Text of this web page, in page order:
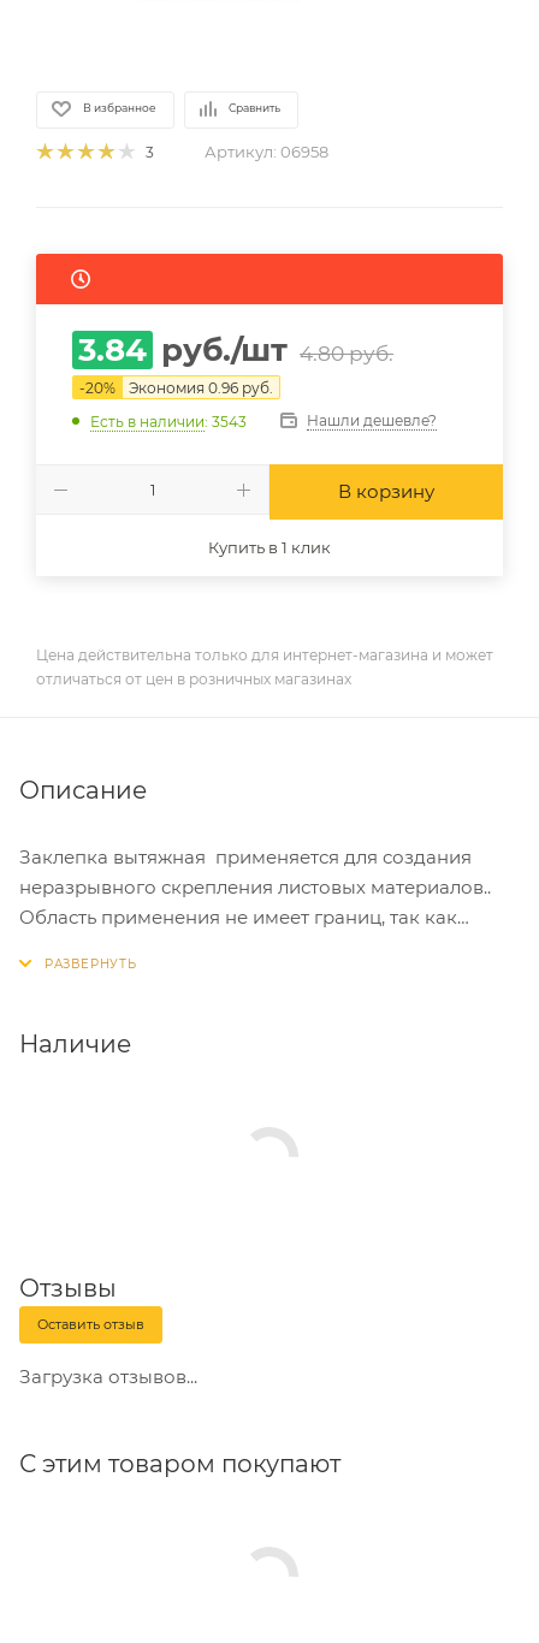
В избранное Сравнить
3 Артикул: 06958
3.84 руб./шт 4.80руб.
-20% Экономия 0.96 руб.
Есть в наличии: 3543 Нашли дешевле?
В корзину
Купить в 1 клик
Цена действительна только для интернет-магазина и может
отличаться от цен в розничных магазинах
Описание
Заклепка вытяжная применяется для создания
неразрывного скрепления листовых материалов..
Область применения не имеет границ, так как
и многое другое.
Наличие
Отзывы
Оставить отзыв
Загрузка отзывов...
С этим товаром покупают